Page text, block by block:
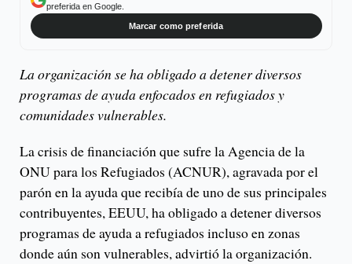
preferida en Google.
Marcar como preferida
La organización se ha obligado a detener diversos
programas de ayuda enfocados en refugiados y
comunidades vulnerables.
La crisis de financiación que sufre la Agencia de la
ONU para los Refugiados (ACNUR), agravada por el
parón en la ayuda que recibía de uno de sus principales
contribuyentes, EEUU, ha obligado a detener diversos
programas de ayuda a refugiados incluso en zonas
donde aún son vulnerables, advirtió la organización.